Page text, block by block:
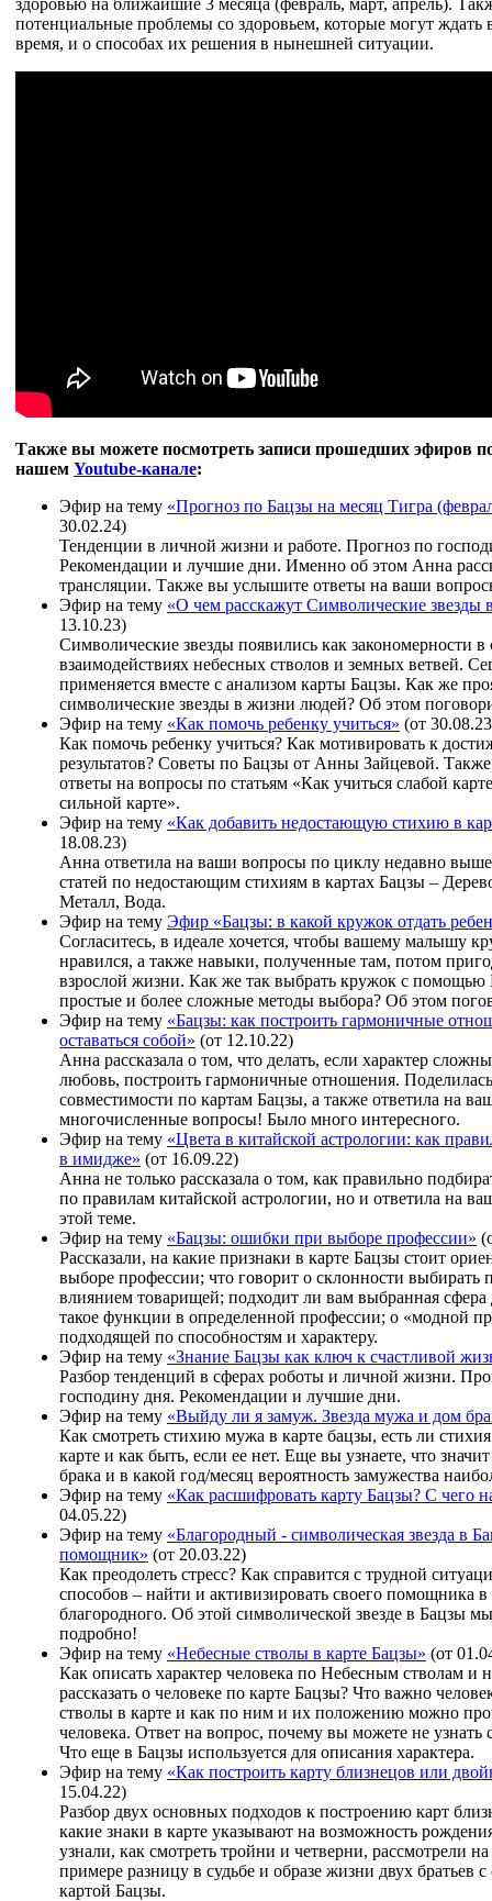
потенциальные проблемы со здоровьем, которые могут ждать
время, и о способах их решения в нынешней ситуации.
Также вы можете посмотреть записи прошедших эфиров
нашем Youtube-канале:
Эфир на тему «Прогноз по Бацзы на месяц Тигра
30.02.24)
Тенденции в личной жизни и работе. Прогноз по
Рекомендации и лучшие дни. Именно об этом Анна
трансляции. Также вы услышите ответы на ваши
Эфир на тему «О чем расскажут Символические звезды
13.10.23)
Символические звезды появились как закономерности в
взаимодействиях небесных стволов и земных ветвей.
применяется вместе с анализом карты Бацзы. Как же
символические звезды в жизни людей? Об этом
Эфир на тему «Как помочь ребенку учиться» (от
Как помочь ребенку учиться? Как мотивировать к
результатов? Советы по Бацзы от Анны Зайцевой.
ответы на вопросы по статьям «Как учиться слабой
сильной карте».
Эфир на тему «Как добавить недостающую стихию в
18.08.23)
Анна ответила на ваши вопросы по циклу недавно
статей по недостающим стихиям в картах Бацзы –
Металл, Вода.
Эфир на тему Эфир «Бацзы: в какой кружок отдать
Согласитесь, в идеале хочется, чтобы вашему малышу
нравился, а также навыки, полученные там, потом
взрослой жизни. Как же так выбрать кружок с помощью
простые и более сложные методы выбора? Об этом
Эфир на тему «Бацзы: как построить гармоничные
оставаться собой» (от 12.10.22)
Анна рассказала о том, что делать, если характер
любовь, построить гармоничные отношения.
совместимости по картам Бацзы, а также ответила на
многочисленные вопросы! Было много интересного.
Эфир на тему «Цвета в китайской астрологии: как
в имидже» (от 16.09.22)
Анна не только рассказала о том, как правильно
по правилам китайской астрологии, но и ответила на
этой теме.
Эфир на тему «Бацзы: ошибки при выборе профессии»
Рассказали, на какие признаки в карте Бацзы стоит
выборе профессии; что говорит о склонности выбирать
влиянием товарищей; подходит ли вам выбранная сфера
такое функции в определенной профессии; о «модной
подходящей по способностям и характеру.
Эфир на тему «Знание Бацзы как ключ к счастливой
Разбор тенденций в сферах роботы и личной жизни.
господину дня. Рекомендации и лучшие дни.
Эфир на тему «Выйду ли я замуж. Звезда мужа и дом
Как смотреть стихию мужа в карте бацзы, есть ли
карте и как быть, если ее нет. Еще вы узнаете, что
брака и в какой год/месяц вероятность замужества
Эфир на тему «Как расшифровать карту Бацзы? С чего
04.05.22)
Эфир на тему «Благородный - символическая звезда в
помощник» (от 20.03.22)
Как преодолеть стресс? Как справится с трудной
способов – найти и активизировать своего помощника
благородного. Об этой символической звезде в Бацзы
подробно!
Эфир на тему «Небесные стволы в карте Бацзы» (от
Как описать характер человека по Небесным стволам и
рассказать о человеке по карте Бацзы? Что важно
стволы в карте и как по ним и их положению можно
человека. Ответ на вопрос, почему вы можете не узнать
Что еще в Бацзы используется для описания характера.
Эфир на тему «Как построить карту близнецов или
15.04.22)
Разбор двух основных подходов к построению карт
какие знаки в карте указывают на возможность
узнали, как смотреть тройни и четверни, рассмотрели
примере разницу в судьбе и образе жизни двух братьев
картой Бацзы.